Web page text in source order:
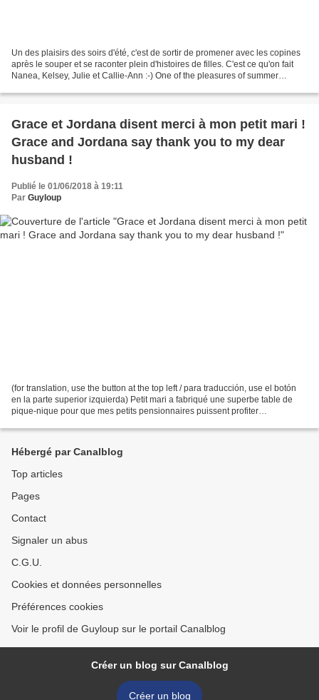
Un des plaisirs des soirs d'été, c'est de sortir de promener avec les copines
après le souper et se raconter plein d'histoires de filles. C'est ce qu'on fait
Nanea, Kelsey, Julie et Callie-Ann :-) One of the pleasures of summer
Grace et Jordana disent merci à mon petit mari !
Grace and Jordana say thank you to my dear
husband !
Publié le 01/06/2018 à 19:11
Par Guyloup
(for translation, use the button at the top left / para traducción, use el botón
en la parte superior izquierda) Petit mari a fabriqué une superbe table de
pique-nique pour que mes petits pensionnaires puissent profiter
Hébergé par Canalblog
Top articles
Pages
Contact
Signaler un abus
C.G.U.
Cookies et données personnelles
Préférences cookies
Voir le profil de Guyloup sur le portail Canalblog
Créer un blog sur Canalblog
Créer un blog